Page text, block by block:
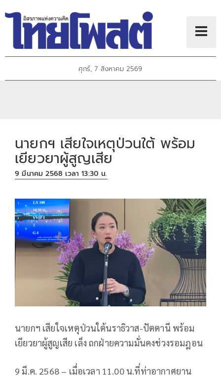
ศุกร์, 7 สิงหาคม 2569
นายกฯ เสียใจเหตุป่วนใต้ พร้อม
เยียวยาผู้สูญเสีย
9 มีนาคม 2568 เวลา 13:30 น.
นายกฯ เสียใจเหตุป่วนใต้นราธิวาส-ปัตตานี พร้อม
เยียวยาผู้สูญเสีย เล็ง ถกฝ่ายความมั่นคงช่วงรอมฎอน
9 มี.ค. 2568 – เมื่อเวลา 11.00 น.ที่ท่าอากาศยาน